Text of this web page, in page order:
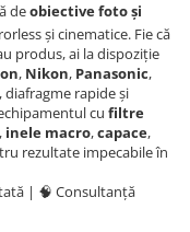
deobiective foto și
și cinematice. Fie că
produs, ai la dispoziție
, Nikon, Panasonic,
diafragme rapide și
cu filtre
, inele macro,capace,
rezultate impecabile în
| 🧠 Consultanță